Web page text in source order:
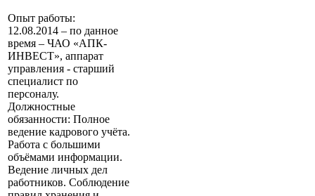
Опыт работы:
12.08.2014 – по данное
время – ЧАО «АПК-
ИНВЕСТ», аппарат
управления - старший
специалист по
персоналу.
Должностные
обязанности: Полное
ведение кадрового учёта.
Работа с большими
объёмами информации.
Ведение личных дел
работников. Cоблюдение